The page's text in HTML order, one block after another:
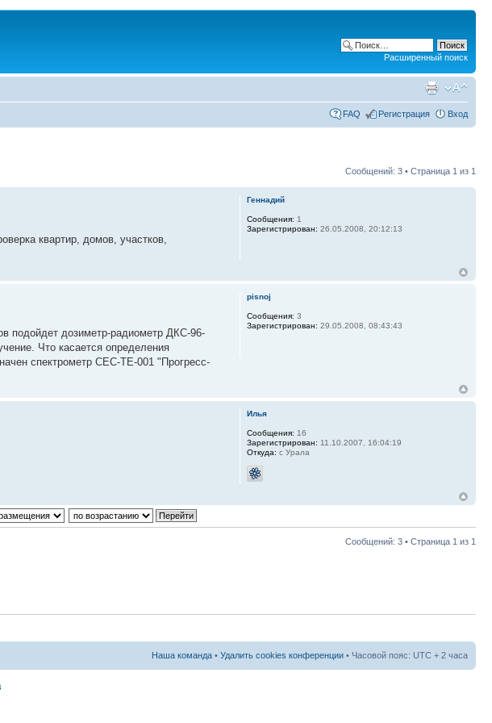
Расширенный поиск
FAQ Регистрация Вход
Сообщений: 3 • Страница 1 из 1
квартир, домов, участков,
Геннадий
Сообщения: 1
Зарегистрирован: 26.05.2008, 20:12:13
подойдет дозиметр-радиометр ДКС-96-
Что касается определения
спектрометр СЕС-ТЕ-001 "Прогресс-
pisnoj
Сообщения: 3
Зарегистрирован: 29.05.2008, 08:43:43
Илья
Сообщения: 16
Зарегистрирован: 11.10.2007, 16:04:19
Откуда: с Урала
Сообщений: 3 • Страница 1 из 1
Наша команда • Удалить cookies конференции • Часовой пояс: UTC + 2 часа